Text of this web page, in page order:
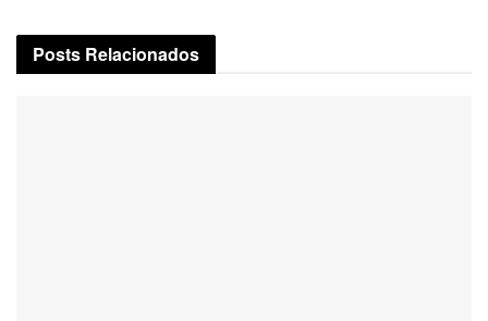
Posts Relacionados